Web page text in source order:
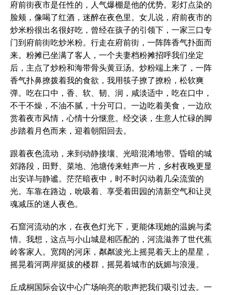
府前街夜市是任性的，人气爆棚是他的优势。彩灯点染的
脸颊，像喝了红酒，迷醉在夜色里。女儿说，府前夜市的
炒米粉很出名很好吃，曾经在孩子的引领下，一家三口专
门到府前街吃炒米粉。行走在府前街，一阵阵香气扑面而
来。粉摊已坐满了客人，一个夫妻档粉摊招呼我们坐定
后，主点了炒粉和海带骨头黄豆汤。炒粉端上来了，一阵
香气扑鼻撩拨着我的食欲，我用筷子撩了撩粉，松软爽
弹。吃在口中，香、软、韧、润，咸淡适中，吃在口中，
不干不燥，不油不腻，十分可口。一边吃着美食，一边欣
赏着夜市风情，心情十分惬意。经交谈，生意人忙碌的脚
步踏着月色而来，迎着朝阳回去。
跟着夜色流动，来到动静接壤、光暗混淆地带。昏暗的城
郊路段，田野、菜地、池塘传来蛙声一片，乡村夜晚更显
出安详与静谧。茫茫暗夜中，时不时闪动着几朵流萤的
光。车靠在路边，吮吸着、享受着田园的清新空气和让灵
魂减压的迷人夜色。
石窟河流动的水，在夜色灯光下，更能体现她的温婉与柔
情。我想，这点与小山城是相匹配的，河流滋养了世代蕉
岭客家人。宽阔的河床，粼粼波光上摇晃着天上的星星，
摇晃着河两岸挺拔的楼群，摇晃着城市的妩媚与浪漫。
丘成桐国际会议中心广场响亮的歌声把我们吸引过去。一